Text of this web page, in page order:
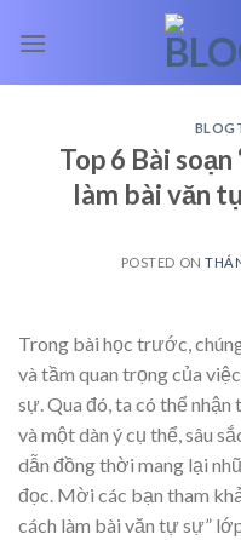
Top 6 Bài
làm bài văn
POSTED ON
Trong bài học trước,
và tầm quan trọng của
sự. Qua đó, ta có thể nhận
và một dàn ý cụ thể, sâu
dẫn đồng thời mang lại
đọc. Mời các bạn tham
cách làm bài văn tự sự”